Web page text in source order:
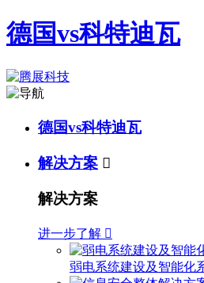
德国vs科特迪瓦
德国vs科特迪瓦
解决方案 
解决方案
进一步了解 
弱电系统建设及智能化